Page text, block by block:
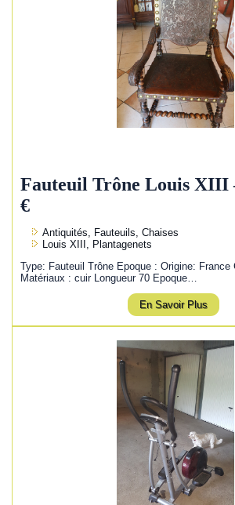
Fauteuil Trône Louis XIII
€
Antiquités, Fauteuils, Chaises
Louis XIII, Plantagenets
Type: Fauteuil Trône Epoque : Origine: France
Matériaux : cuir Longueur 70 Epoque…
En Savoir Plus